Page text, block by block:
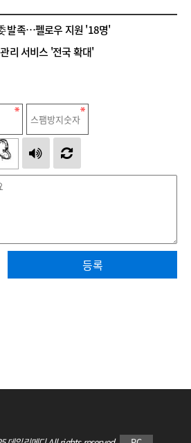
발족…펠로우 지원 '18명'
리 서비스 '전국 확대'
등록